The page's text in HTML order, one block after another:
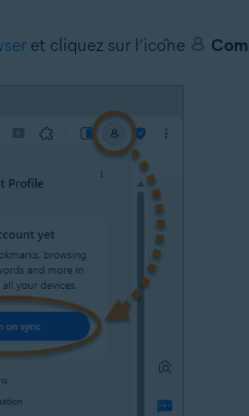
et cliquez sur l’icône